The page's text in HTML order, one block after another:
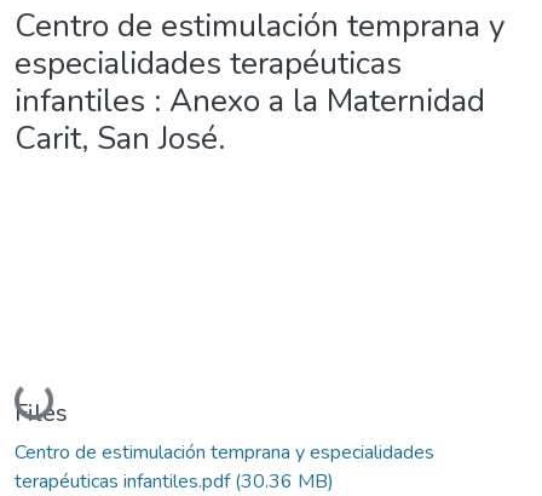
Centro de estimulación temprana y
especialidades terapéuticas
infantiles : Anexo a la Maternidad
Carit, San José.
Loading...
Files
Centro de estimulación temprana y especialidades
terapéuticas infantiles.pdf(30.36 MB)